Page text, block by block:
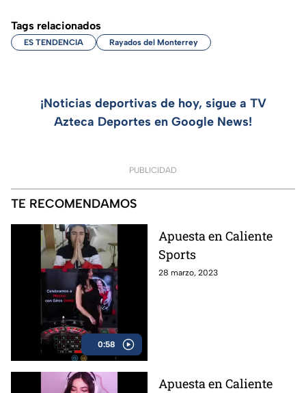
Tags relacionados
ES TENDENCIA Rayados del Monterrey
¡Noticias deportivas de hoy, sigue a TV
Azteca Deportes en Google News!
PUBLICIDAD
TE RECOMENDAMOS
0:58
Apuesta en Caliente
Sports
28 marzo, 2023
Apuesta en Caliente